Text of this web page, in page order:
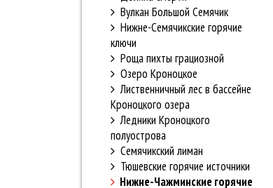
Вулкан Большой Семячик
Нижне-Семячикские горячие
ключи
Роща пихты грациозной
Озеро Кроноцкое
Лиственничный лес в бассейне
Кроноцкого озера
Ледники Кроноцкого
полуострова
Семячикский лиман
Тюшевские горячие источники
Нижне-Чажминские горячие